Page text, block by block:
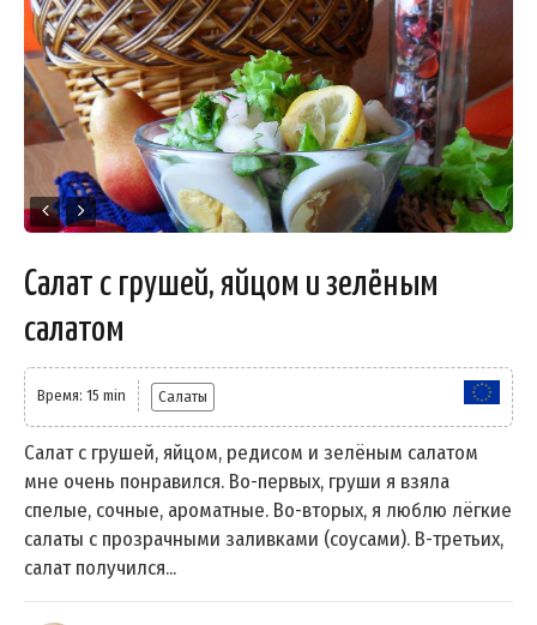
Салат с грушей, яйцом и зелёным
салатом
Время: 15 min Салаты
Салат с грушей, яйцом, редисом и зелёным салатом
мне очень понравился. Во-первых, груши я взяла
спелые, сочные, ароматные. Во-вторых, я люблю лёгкие
салаты с прозрачными заливками (соусами). В-третьих,
салат получился...